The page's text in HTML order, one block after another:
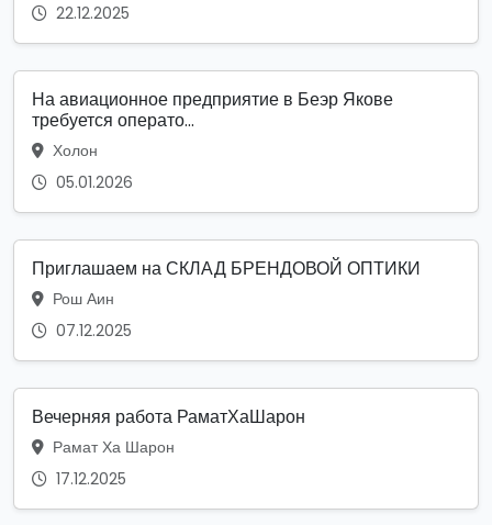
22.12.2025
На авиационное предприятие в Беэр Якове
требуется операто...
Холон
05.01.2026
Приглашаем на СКЛАД БРЕНДОВОЙ ОПТИКИ
Рош Аин
07.12.2025
Вечерняя работа РаматХаШарон
Рамат Ха Шарон
17.12.2025